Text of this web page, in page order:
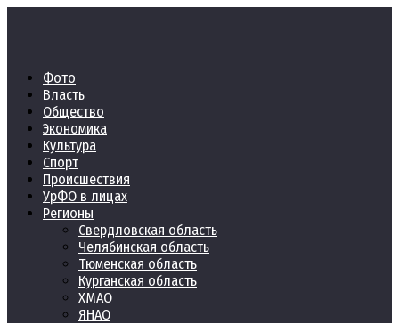
Фото
Власть
Общество
Экономика
Культура
Спорт
Происшествия
УрФО в лицах
Регионы
Свердловская область
Челябинская область
Тюменская область
Курганская область
ХМАО
ЯНАО